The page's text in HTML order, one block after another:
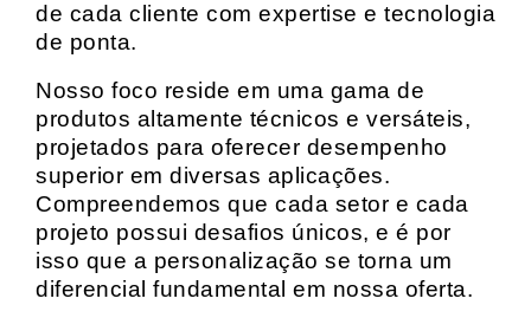
de cada cliente com expertise e tecnologia
de ponta.
Nosso foco reside em uma gama de
produtos altamente técnicos e versáteis,
projetados para oferecer desempenho
superior em diversas aplicações.
Compreendemos que cada setor e cada
projeto possui desafios únicos, e é por
isso que a personalização se torna um
diferencial fundamental em nossa oferta.